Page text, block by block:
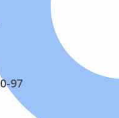
97